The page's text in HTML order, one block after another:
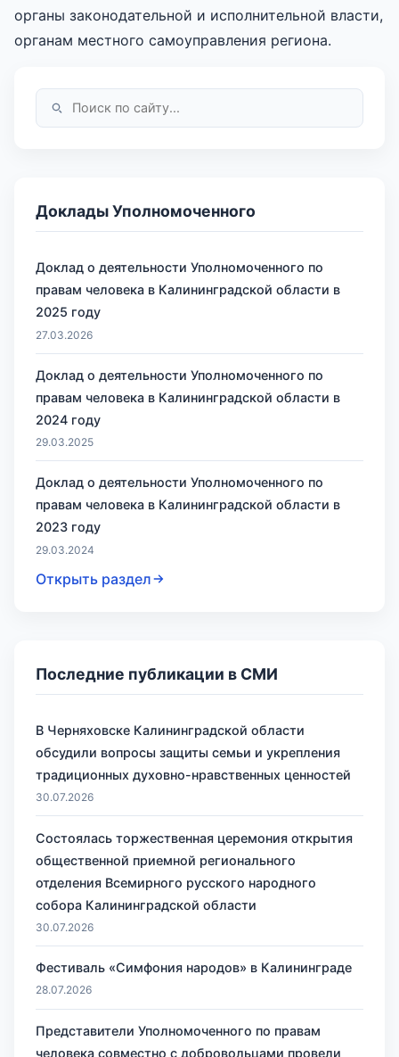
органы законодательной и исполнительной власти,
органам местного самоуправления региона.
Доклады Уполномоченного
Доклад о деятельности Уполномоченного по
правам человека в Калининградской области в
2025 году
27.03.2026
Доклад о деятельности Уполномоченного по
правам человека в Калининградской области в
2024 году
29.03.2025
Доклад о деятельности Уполномоченного по
правам человека в Калининградской области в
2023 году
29.03.2024
Открыть раздел
Последние публикации в СМИ
В Черняховске Калининградской области
обсудили вопросы защиты семьи и укрепления
традиционных духовно-нравственных ценностей
30.07.2026
Состоялась торжественная церемония открытия
общественной приемной регионального
отделения Всемирного русского народного
собора Калининградской области
30.07.2026
Фестиваль «Симфония народов» в Калининграде
28.07.2026
Представители Уполномоченного по правам
человека совместно с добровольцами провели